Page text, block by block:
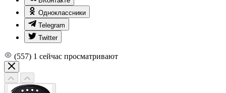
Одноклассники
Telegram
Twitter
(557) 1 сейчас просматривают